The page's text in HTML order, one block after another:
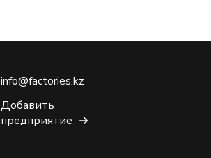
info@factories.kz
Добавить
предприятие